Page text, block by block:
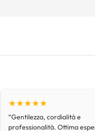
★★★★★
“Gentilezza, cordialità e
professionalità. Ottima